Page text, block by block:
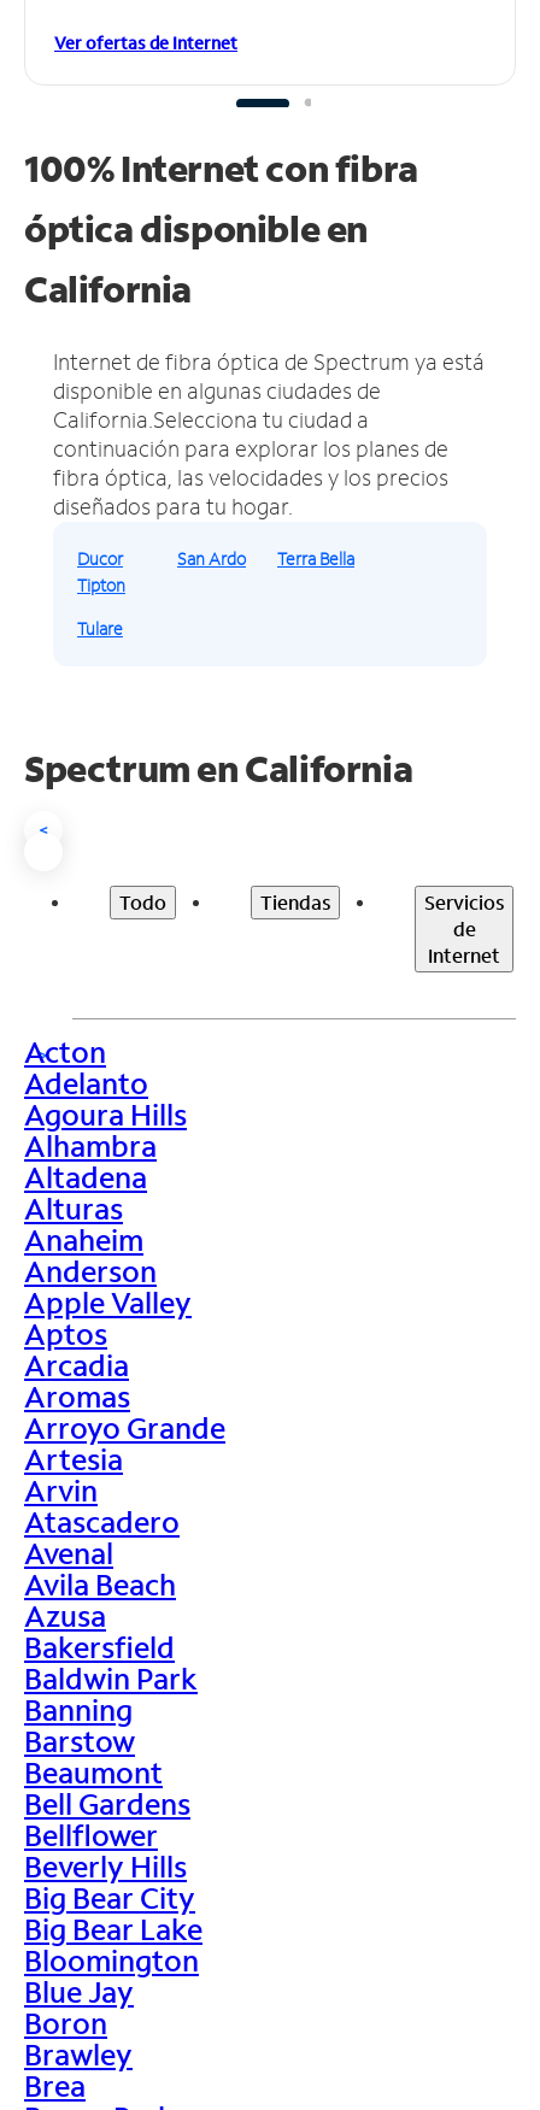
Ver ofertas de Internet
100% Internet con fibra
óptica disponible en
California
Internet de fibra óptica de Spectrum ya está
disponible en algunas ciudades de
California. Selecciona tu ciudad a
continuación para explorar los planes de
fibra óptica, las velocidades y los precios
diseñados para tu hogar.
Ducor San Ardo
Terra Bella
Tipton
Tulare
Spectrum enCalifornia
<
Todo Tiendas
Servicios
de
Internet
>
Acton
Adelanto
Agoura Hills
Alhambra
Altadena
Alturas
Anaheim
Anderson
Apple Valley
Aptos
Arcadia
Aromas
Arroyo Grande
Artesia
Arvin
Atascadero
Avenal
Avila Beach
Azusa
Bakersfield
Baldwin Park
Banning
Barstow
Beaumont
Bell Gardens
Bellflower
Beverly Hills
Big Bear City
Big Bear Lake
Bloomington
Blue Jay
Boron
Brawley
Brea